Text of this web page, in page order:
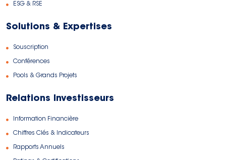
ESG & RSE
Solutions & Expertises
Souscription
Conférences
Pools & Grands Projets
Relations Investisseurs
Information Financière
Chiffres Clés & Indicateurs
Rapports Annuels